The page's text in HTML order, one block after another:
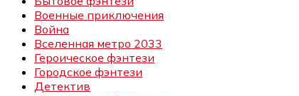
Военные приключения
Война
Вселенная метро 2033
Героическое фэнтези
Городское фэнтези
Детектив